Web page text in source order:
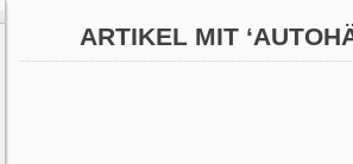
ARTIKEL MIT